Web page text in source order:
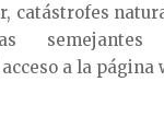
catástrofes
a la página